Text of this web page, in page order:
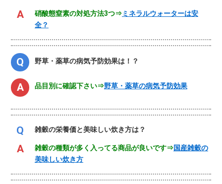
硝酸態窒素の対処方法3つ⇒ミネラルウォーターは安
全？
野草・薬草の病気予防効果は！？
品目別に確認下さい⇒野草・薬草の病気予防効果
雑穀の栄養価と美味しい炊き方は？
雑穀の種類が多く入ってる商品が良いです⇒国産雑穀の
美味しい炊き方